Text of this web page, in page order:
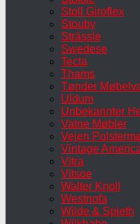
Stoll Giroflex
Stouby
Strässle
Swedese
Tecta
Thams
Tønder
Uldum
Unbekannter
Vatne Møbler
Vejen
Vintage
Vitra
Vitsoe
Walter Knoll
Westnofa
Wilde & Spieth